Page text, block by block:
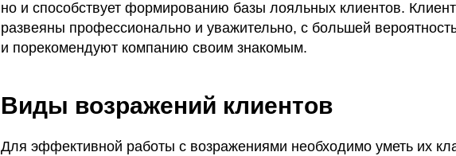
но и способствует формированию базы лояльных клиентов.
развеяны профессионально и уважительно, с большей
и порекомендуют компанию своим знакомым.
Виды возражений клиентов
Для эффективной работы с возражениями необходимо уметь их